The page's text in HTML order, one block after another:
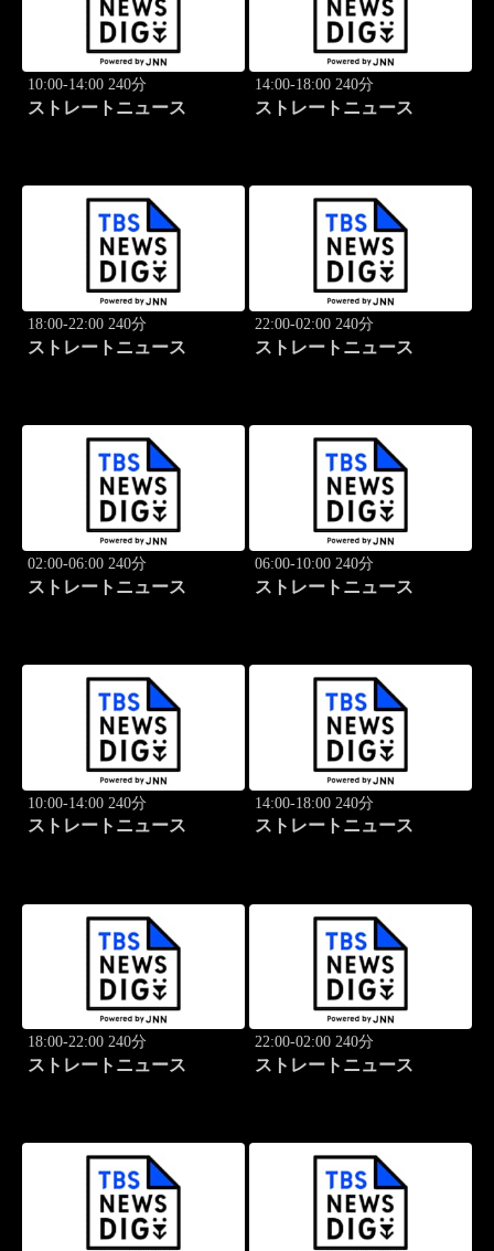
10:00-14:00 240分
ストレートニュース
14:00-18:00 240分
ストレートニュース
18:00-22:00 240分
ストレートニュース
22:00-02:00 240分
ストレートニュース
02:00-06:00 240分
ストレートニュース
06:00-10:00 240分
ストレートニュース
10:00-14:00 240分
ストレートニュース
14:00-18:00 240分
ストレートニュース
18:00-22:00 240分
ストレートニュース
22:00-02:00 240分
ストレートニュース